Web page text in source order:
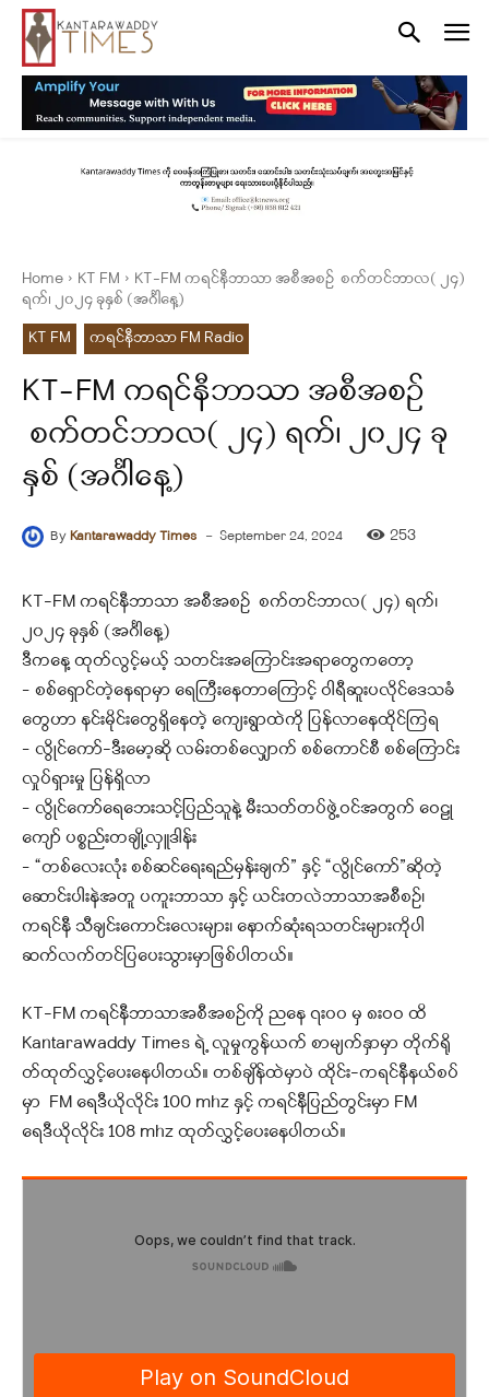
Home KT FM
KT-FM ကရင်နီဘာသာ အစီအစဉ် စက်တင်ဘာလ( ၂၄)
ရက်၊ ၂၀၂၄ ခုနှစ် (အင်္ဂါနေ့)
KT FM
ကရင်နီဘာသာ FM Radio
KT-FM ကရင်နီဘာသာ အစီအစဉ်
စက်တင်ဘာလ( ၂၄) ရက်၊ ၂၀၂၄ ခု
နှစ် (အင်္ဂါနေ့)
ByKantarawaddy Times - September 24, 2024 253
KT-FM ကရင်နီဘာသာ အစီအစဉ် စက်တင်ဘာလ( ၂၄) ရက်၊
၂၀၂၄ ခုနှစ် (အင်္ဂါနေ့)
ဒီကနေ့ ထုတ်လွင့်မယ့် သတင်းအကြောင်းအရာတွေကတော့
– စစ်ရှောင်တဲ့နေရာမှာ ရေကြီးနေတာကြောင့် ဝါရီဆူးပလိုင်ဒေသခံ
တွေဟာ နင်းမိုင်းတွေရှိနေတဲ့ ကျေးရွာထဲကို ပြန်လာနေထိုင်ကြရ
– လွိုင်ကော်-ဒီးမော့ဆို လမ်းတစ်လျှောက် စစ်ကောင်စီ စစ်ကြောင်း
လှုပ်ရှားမှု ပြန်ရှိလာ
– လွိုင်ကော်ရေဘေးသင့်ပြည်သူနဲ့ မီးသတ်တပ်ဖွဲ့ဝင်အတွက် ဝေဠု
ကျော် ပစ္စည်းတချို့လှူဒါန်း
– “တစ်လေးလုံး စစ်ဆင်ရေးရည်မှန်းချက်” နှင့် “လွိုင်ကော်”ဆိုတဲ့
ဆောင်းပါးနဲအ‌တူ ပကူးဘာသာ နှင့် ယင်းတလဲဘာသာအစီစဉ်၊
ကရင်နီ သီချင်းကောင်းလေးများ၊ နောက်ဆုံးရသတင်းများကိုပါ
ဆက်လက်တင်ပြပေးသွားမှာဖြစ်ပါတယ်။
KT-FM ကရင်နီဘာသာအစီအစဉ်ကို ညနေ ၇း၀၀ မှ ၈းဝဝ ထိ
Kantarawaddy Times ရဲ့ လူမှုကွန်ယက် စာမျက်နှာမှာ တိုက်ရို
တ်ထုတ်လွှင့်ပေးနေပါတယ်။ တစ်ချိန်ထဲမှာပဲ ထိုင်း-ကရင်နီနယ်စပ်
မှာ FM ရေဒီယိုလိုင်း 100 mhz နှင့် ကရင်နီပြည်တွင်းမှာ FM
ရေဒီယိုလိုင်း 108 mhz ထုတ်လွှင့်ပေးနေပါတယ်။